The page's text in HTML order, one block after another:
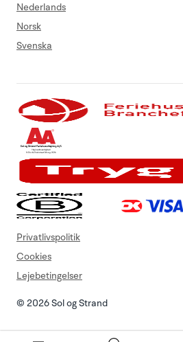
Nederlands
Norsk
Svenska
© 2026 Sol og Strand
Privatlivspolitik
Cookies
Lejebetingelser